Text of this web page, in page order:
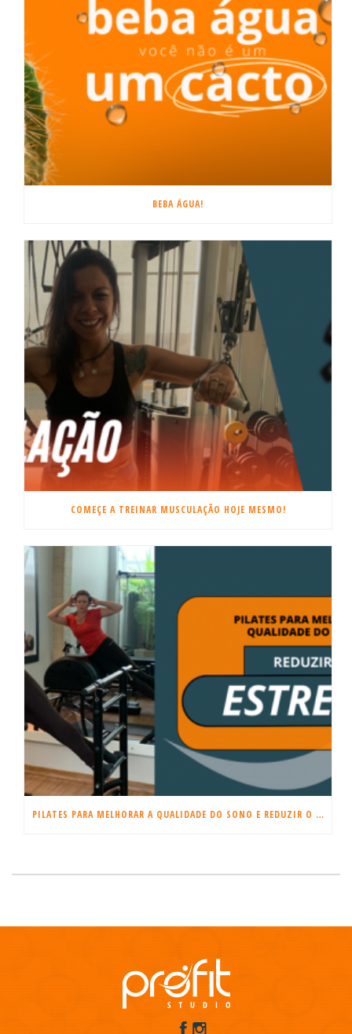
BEBA ÁGUA!
COMEÇE A TREINAR MUSCULAÇÃO HOJE MESMO!
PILATES PARA MELHORAR A QUALIDADE DO SONO E REDUZIR O ESTRESSE